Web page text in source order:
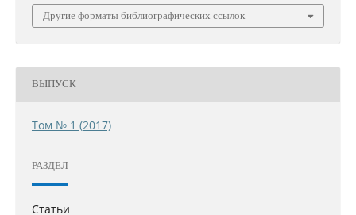
Другие форматы библиографических ссылок
ВЫПУСК
Том № 1 (2017)
РАЗДЕЛ
Статьи